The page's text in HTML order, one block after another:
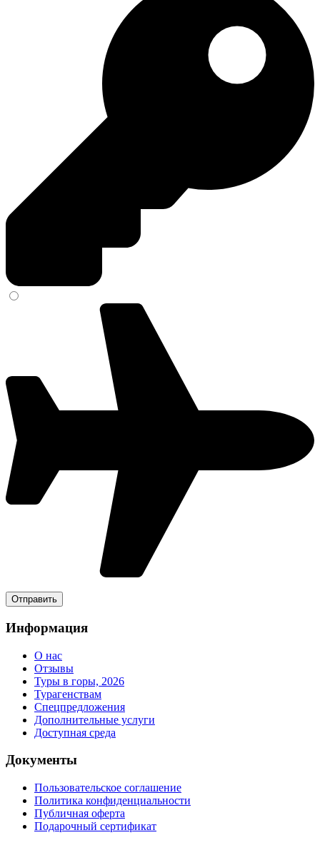
Информация
О нас
Отзывы
Туры в горы, 2026
Турагенствам
Спецпредложения
Дополнительные услуги
Доступная среда
Документы
Пользовательское соглашение
Политика конфиденциальности
Публичная оферта
Подарочный сертификат